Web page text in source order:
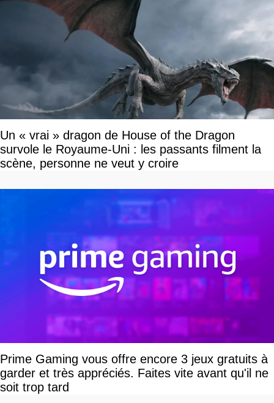
Un « vrai » dragon de House of the Dragon
survole le Royaume-Uni : les passants filment la
scène, personne ne veut y croire
Prime Gaming vous offre encore 3 jeux gratuits à
garder et très appréciés. Faites vite avant qu'il ne
soit trop tard